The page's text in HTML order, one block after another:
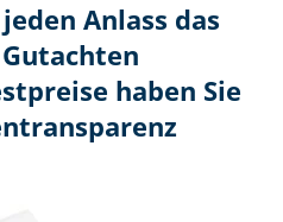
Anlass das
haben Sie